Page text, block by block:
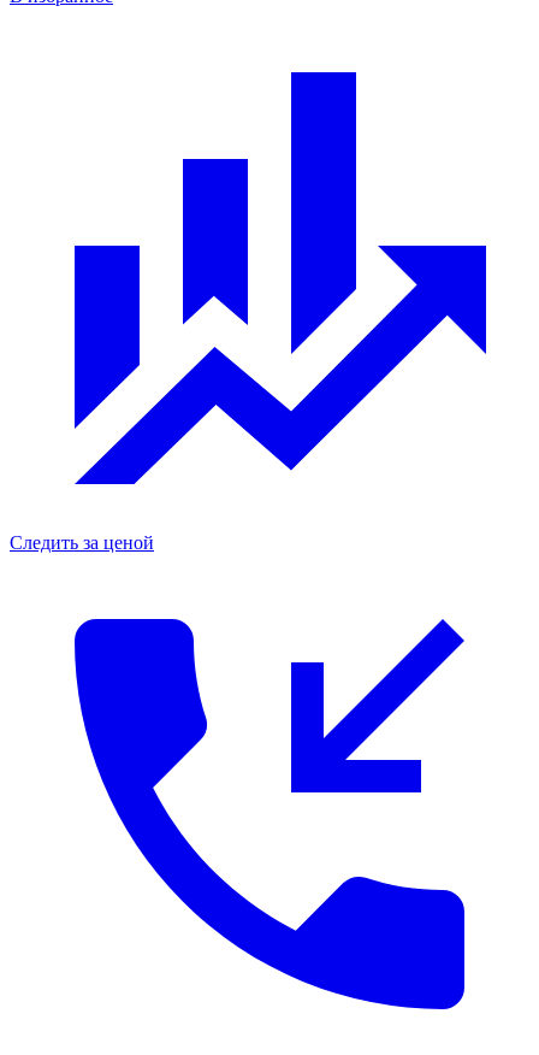
Следить за ценой